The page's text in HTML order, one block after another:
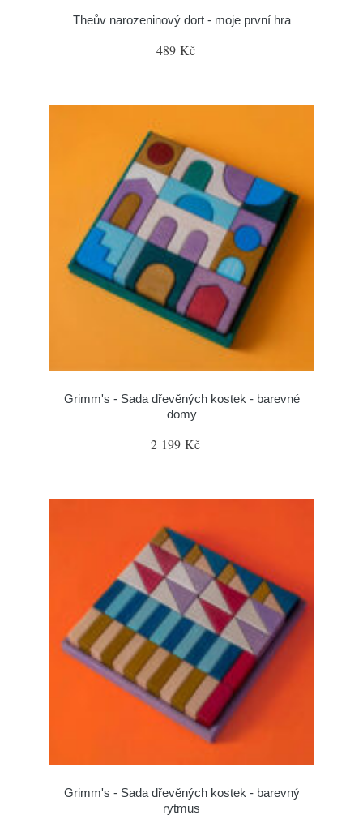
Theův narozeninový dort - moje první hra
489 Kč
Grimm's - Sada dřevěných kostek - barevné
domy
2 199 Kč
Grimm's - Sada dřevěných kostek - barevný
rytmus